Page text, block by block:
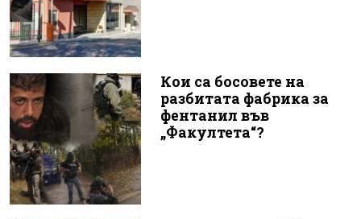
Кои са босовете на
разбитата фабрика за
фентанил във
„Факултета“?